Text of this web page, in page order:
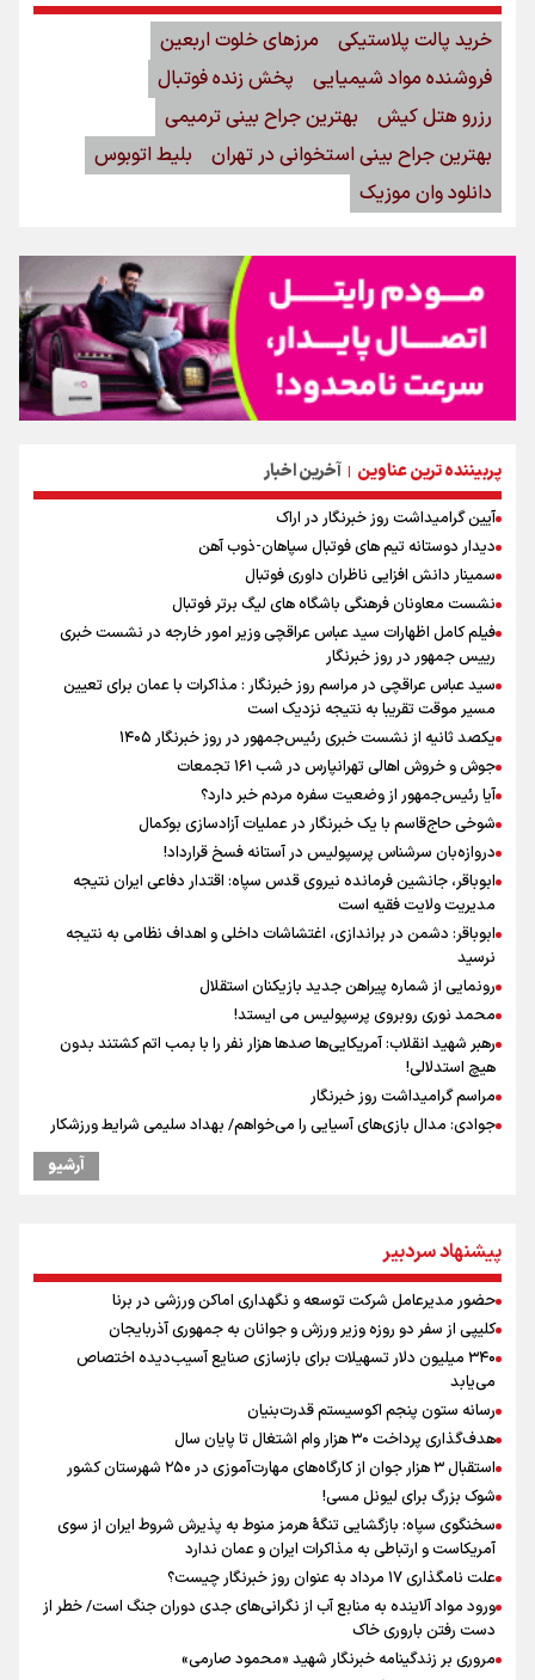
پربیننده ترین عناوین | آخرین اخبار
آیین گرامیداشت روز خبرنگار در اراک
دیدار دوستانه تیم های فوتبال سپاهان-ذوب آهن
سمینار دانش افزایی ناظران داوری فوتبال
نشست معاونان فرهنگی باشگاه های لیگ برتر فوتبال
فیلم کامل اظهارات سید عباس عراقچی وزیر امور خارجه در نشست خبری
رییس جمهور در روز خبرنگار
سید عباس عراقچی در مراسم روز خبرنگار : مذاکرات با عمان برای تعیین
مسیر موقت تقریبا به نتیجه نزدیک است
یکصد ثانیه از نشست خبری رئیس‌جمهور در روز خبرنگار ۱۴۰۵
جوش و خروش اهالی تهرانپارس در شب ۱۶۱ تجمعات
آیا رئیس‌جمهور از وضعیت سفره مردم خبر دارد؟
شوخی حاج‌قاسم با یک خبرنگار در عملیات آزادسازی بوکمال
دروازه‌بان سرشناس پرسپولیس در آستانه فسخ قرارداد!
ابوباقر، جانشین فرمانده نیروی قدس سپاه: اقتدار دفاعی ایران نتیجه
مدیریت ولایت فقیه است
ابوباقر: دشمن در براندازی، اغتشاشات داخلی و اهداف نظامی به نتیجه
نرسید
رونمایی از شماره پیراهن جدید بازیکنان استقلال
محمد نوری روبروی پرسپولیس می ایستد!
رهبر شهید انقلاب: آمریکایی‌ها صدها هزار نفر را با بمب اتم کشتند بدون
هیچ استدلالی!
مراسم گرامیداشت روز خبرنگار
جوادی: مدال بازی‌های آسیایی را می‌خواهم/ بهداد سلیمی شرایط ورزشکار
آمریکاست و ارتباطی به مذاکرات ایران و عمان ندارد
ونس: در حال کار بر روی ایجاد یک سیستم ناوبری امن هستیم
علی‌نژاد در مراسم انجمن ورزشی نویسان در روز خبرنگار : رسانه‌های خبری
در سال گذشته تا به امروز اتفاقات بزرگی را رقم زدند
سیدمناف هاشمی در مراسم انجمن ورزشی نویسان : قدردان زحمات اهالی
رسانه به ویژه ورزشی نویسان هستیم
فوران یک آتشفشان قدرتمند در جنوب غربی کلمبیا
آرشیو
پیشنهاد سردبیر
حضور مدیرعامل شرکت توسعه و نگهداری اماکن ورزشی در برنا
کلیپی از سفر دو روزه وزیر ورزش و جوانان به جمهوری آذربایجان
۳۴۰ میلیون دلار تسهیلات برای بازسازی صنایع آسیب‌دیده اختصاص
می‌یابد
رسانه ستون پنجم اکوسیستم قدرت‌بنیان
هدف‌گذاری پرداخت ۳۰ هزار وام اشتغال تا پایان سال
استقبال ۳ هزار جوان از کارگاه‌های مهارت‌آموزی در ۲۵۰ شهرستان کشور
شوک بزرگ برای لیونل مسی!
سخنگوی سپاه: بازگشایی تنگۀ هرمز منوط به پذیرش شروط ایران از سوی
آمریکاست و ارتباطی به مذاکرات ایران و عمان ندارد
علت نامگذاری ۱۷ مرداد به عنوان روز خبرنگار چیست؟
ورود مواد آلاینده به منابع آب از نگرانی‌های جدی دوران جنگ است/ خطر از
دست رفتن باروری خاک
مروری بر زندگینامه خبرنگار شهید «محمود صارمی»
خرید پالت پلاستیکی
مرزهای خلوت اربعین
فروشنده مواد شیمیایی
پخش زنده فوتبال
رزرو هتل کیش
بهترین جراح بینی ترمیمی
بهترین جراح بینی استخوانی در تهران
بلیط اتوبوس
دانلود وان موزیک